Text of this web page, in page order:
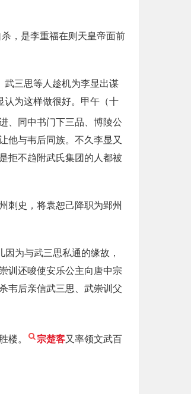
，是李重福在则天皇帝面前
武三思等人趁机为李显出谋
认为这样做很好。甲午（十
、同中书门下三品、博陵公
他与韦后同族。不久李显又
拒不趋附武氏集团的人都被
刺史，将袁恕己降职为郢州
为与武三思私通的缘故，
训还唆使安乐公主向唐中宗
韦后亲信武三思、武崇训父
楼。 宗楚客又率领文武百